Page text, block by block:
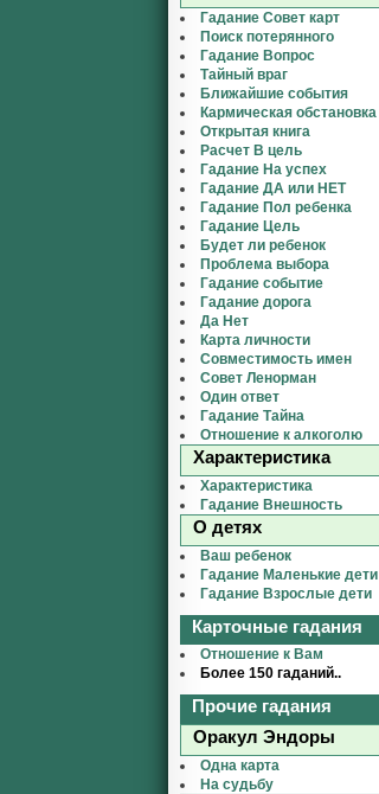
Гадание Совет карт
Поиск потерянного
Гадание Вопрос
Тайный враг
Ближайшие события
Кармическая обстановка
Открытая книга
Расчет В цель
Гадание На успех
Гадание ДА или НЕТ
Гадание Пол ребенка
Гадание Цель
Будет ли ребенок
Проблема выбора
Гадание событие
Гадание дорога
Да Нет
Карта личности
Совместимость имен
Совет Ленорман
Один ответ
Гадание Тайна
Отношение к алкоголю
Характеристика
Характеристика
Гадание Внешность
О детях
Ваш ребенок
Гадание Маленькие дети
Гадание Взрослые дети
Карточные гадания
Отношение к Вам
Более 150 гаданий..
Прочие гадания
Оракул Эндоры
Одна карта
На судьбу